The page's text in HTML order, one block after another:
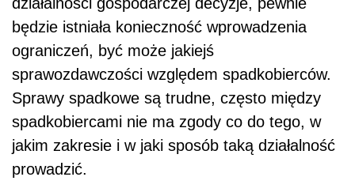
będzie istniała konieczność wprowadzenia
ograniczeń, być może jakiejś
sprawozdawczości względem spadkobierców.
Sprawy spadkowe są trudne, często między
spadkobiercami nie ma zgody co do tego, w
jakim zakresie i w jaki sposób taką działalność
prowadzić.